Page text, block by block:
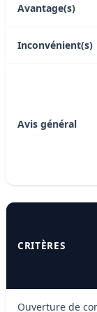
Avantage(s)
Inconvénient(s)
Avis général
CRITÈRES
Ouverture de